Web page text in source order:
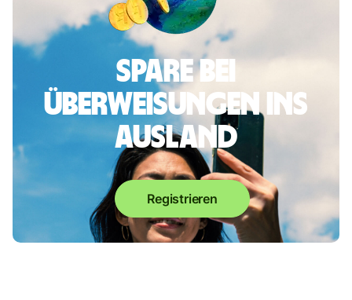
Spare bei
Überweisungen ins
Ausland
Registrieren